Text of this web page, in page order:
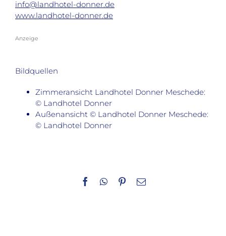
info@landhotel-donner.de
www.landhotel-donner.de
Anzeige
Bildquellen
Zimmeransicht Landhotel Donner Meschede:
© Landhotel Donner
Außenansicht © Landhotel Donner Meschede:
© Landhotel Donner
Facebook
WhatsApp
Pinterest
E-